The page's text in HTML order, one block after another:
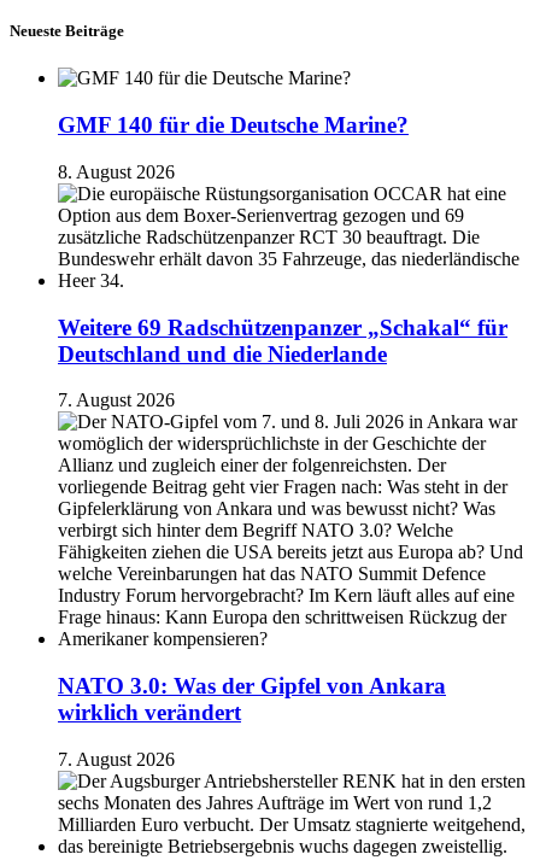
Neueste Beiträge
GMF 140 für die Deutsche Marine?
8. August 2026
Weitere 69 Radschützenpanzer „Schakal“ für
Deutschland und die Niederlande
7. August 2026
NATO 3.0: Was der Gipfel von Ankara
wirklich verändert
7. August 2026